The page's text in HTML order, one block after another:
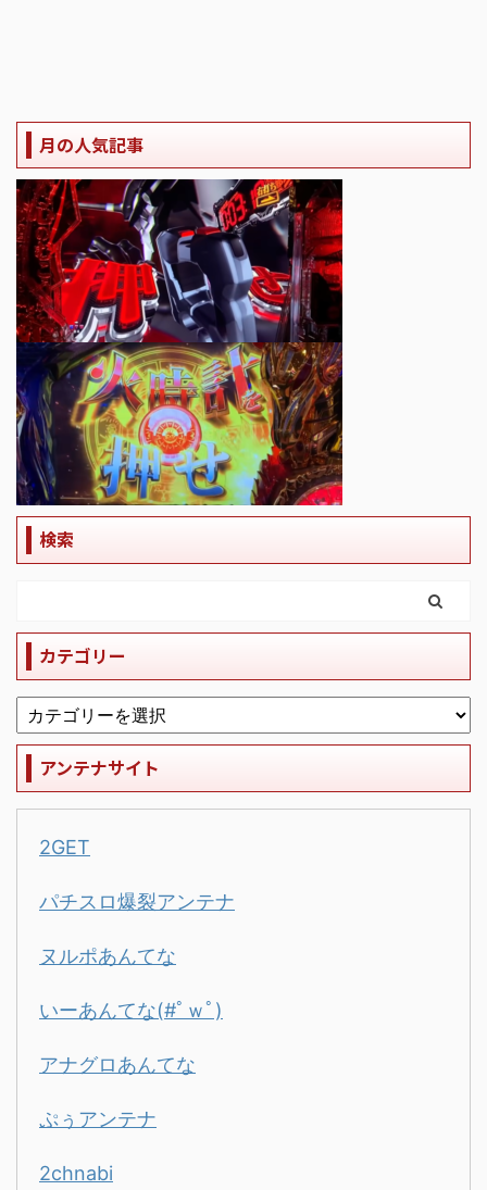
月の人気記事
検索
カテゴリー
アンテナサイト
2GET
パチスロ爆裂アンテナ
ヌルポあんてな
いーあんてな(#ﾟｗﾟ)
アナグロあんてな
ぷぅアンテナ
2chnabi